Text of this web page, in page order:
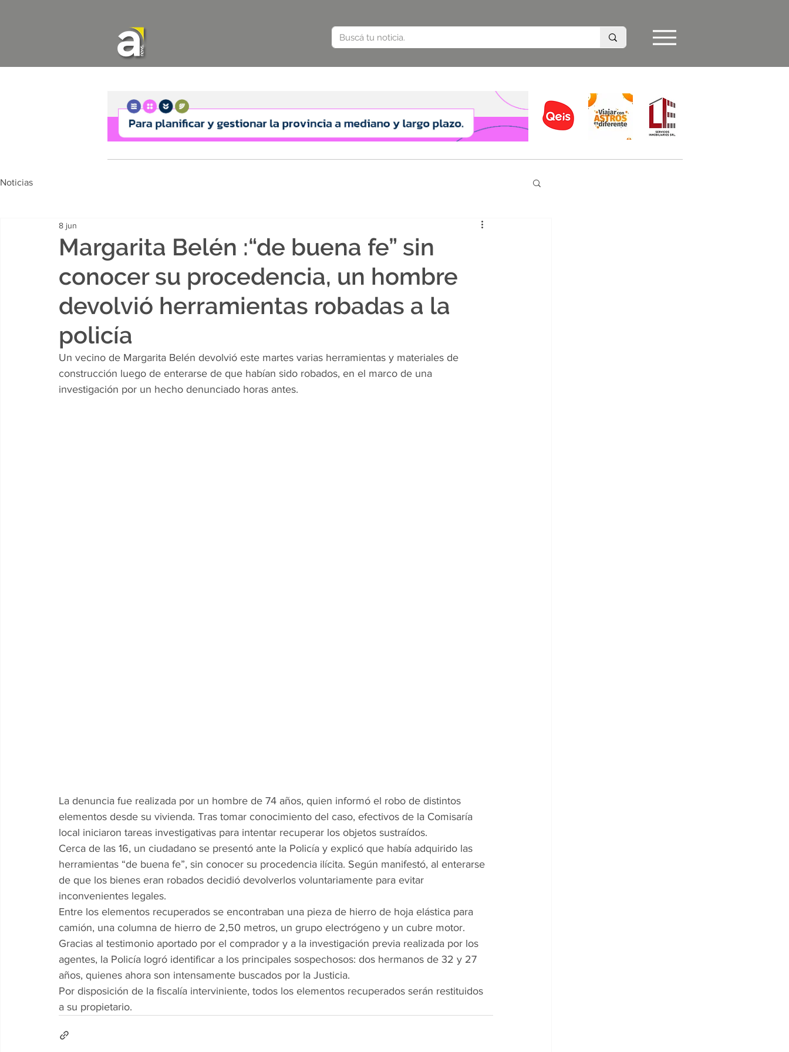
Noticias
Margarita Belén :“de buena fe” sin
conocer su procedencia, un hombre
devolvió herramientas robadas a la
policía
8 jun
Un vecino de Margarita Belén devolvió este martes varias herramientas y materiales de
construcción luego de enterarse de que habían sido robados, en el marco de una
investigación por un hecho denunciado horas antes.
La denuncia fue realizada por un hombre de 74 años, quien informó el robo de distintos
elementos desde su vivienda. Tras tomar conocimiento del caso, efectivos de la Comisaría
local iniciaron tareas investigativas para intentar recuperar los objetos sustraídos.
Cerca de las 16, un ciudadano se presentó ante la Policía y explicó que había adquirido las
herramientas “de buena fe”, sin conocer su procedencia ilícita. Según manifestó, al enterarse
de que los bienes eran robados decidió devolverlos voluntariamente para evitar
inconvenientes legales.
Entre los elementos recuperados se encontraban una pieza de hierro de hoja elástica para
camión, una columna de hierro de 2,50 metros, un grupo electrógeno y un cubre motor.
Gracias al testimonio aportado por el comprador y a la investigación previa realizada por los
agentes, la Policía logró identificar a los principales sospechosos: dos hermanos de 32 y 27
años, quienes ahora son intensamente buscados por la Justicia.
Por disposición de la fiscalía interviniente, todos los elementos recuperados serán restituidos
a su propietario.